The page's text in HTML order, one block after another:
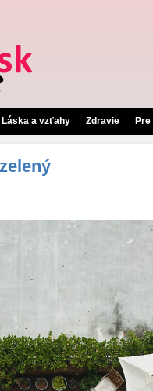
Láska a vzťahy Zdravie